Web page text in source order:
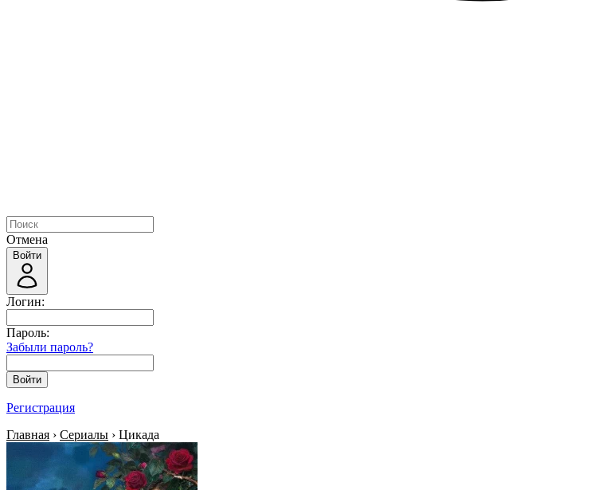
Отмена
Войти
Логин:
Пароль:
Забыли пароль?
Войти
Регистрация
Главная › Сериалы › Цикада